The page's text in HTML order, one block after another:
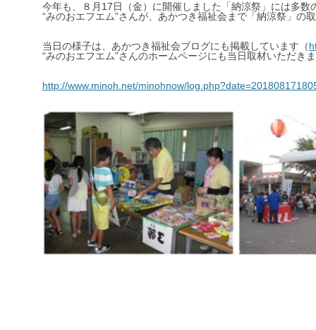
今年も、８月17日（金）に開催しました「納涼祭」には多
“みのおエフエム”さんが、あかつき福祉会まで「納涼祭」の
当日の様子は、あかつき福祉会ブログにも掲載しています（
“みのおエフエム”さんのホームページにも当日取材いただ
http://www.minoh.net/minohnow/